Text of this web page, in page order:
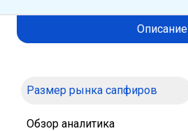
Описание
Размер рынка сапфиров
Обзор аналитика